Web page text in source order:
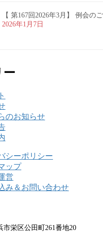
【 第167回2026年3月】 例会の
2026年1月7日
ー
のお知らせ
シーポリシー
ップ
営
み＆お問い合わせ
市栄区公田町261番地20